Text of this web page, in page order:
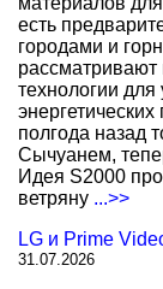
есть
городами и
рассматривают
технологии
полгода назад
Сычуанем,
Идея S2000
ветряну ...>>
LG и Prime
31.07.2026